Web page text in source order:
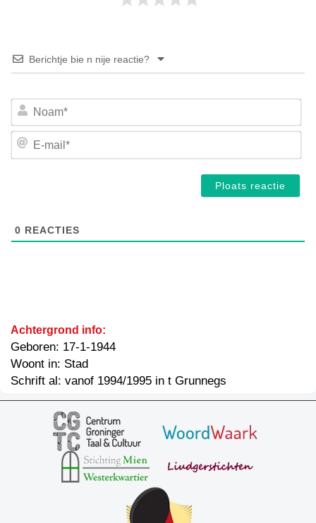
Berichtje bie n nije reactie?
E-
0 REACTIES
Achtergrond info:
Geboren: 17-1-1944
Woont in: Stad
Schrift al: vanof 1994/1995 in t Grunnegs